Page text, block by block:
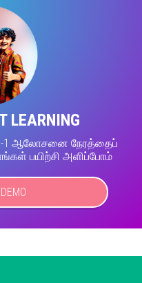
LEARNING
1 ஆலோசனை நேரத்தைப்
பயிற்சி அளிப்போம்